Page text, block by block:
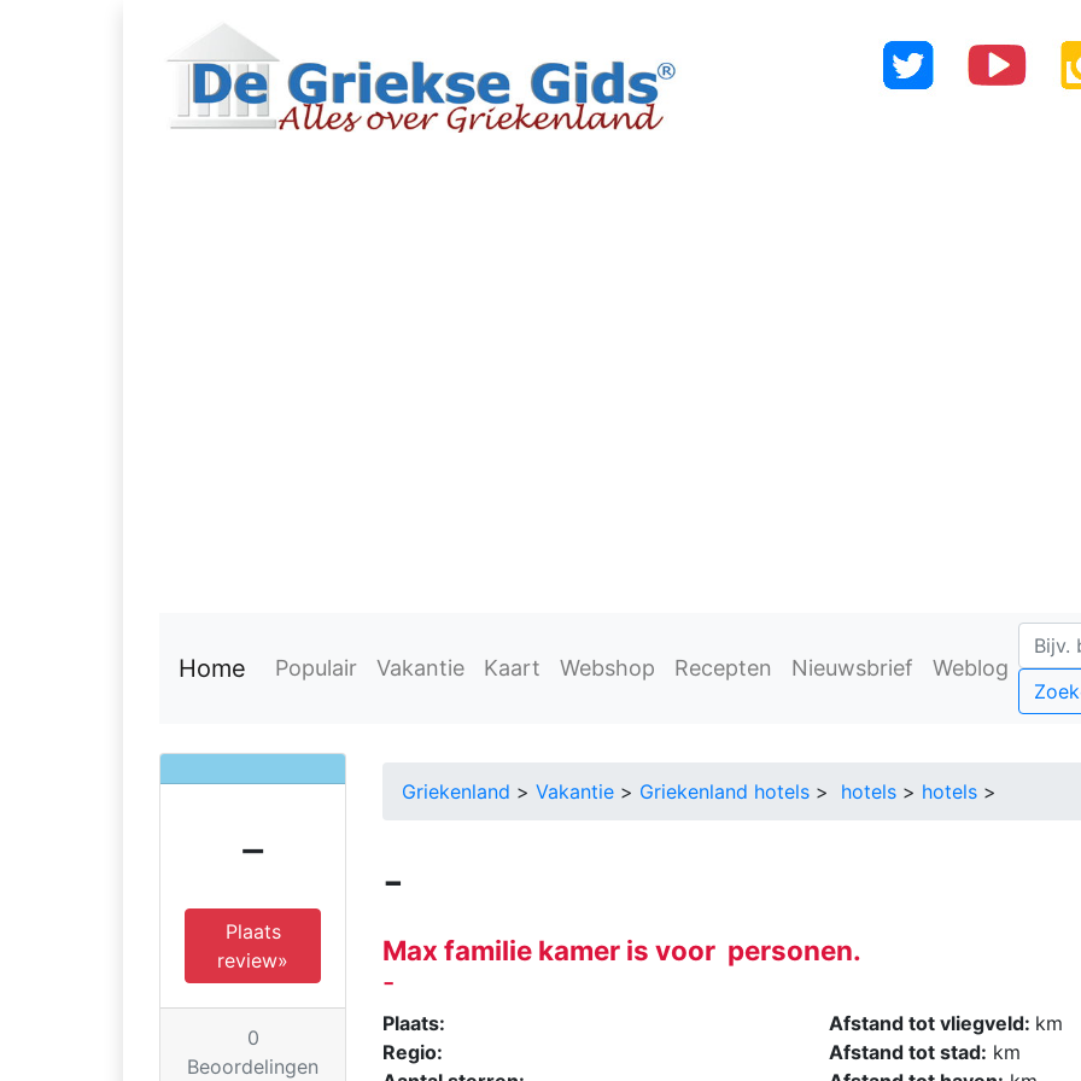
Home Populair Vakantie Kaart Webshop Recepten Nieuwsbrief Weblog
-
Plaats
review»
0
Beoordelingen
Griekenland > Vakantie > Griekenland hotels > hotels > hotels >
-
Max familie kamer is voor personen.
-
Plaats:
Regio:
Afstand tot vliegveld: km
Afstand tot stad: km